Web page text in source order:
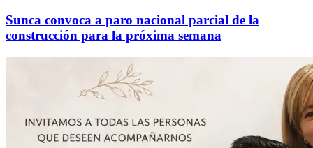
Sunca convoca a paro nacional parcial de la
construcción para la próxima semana